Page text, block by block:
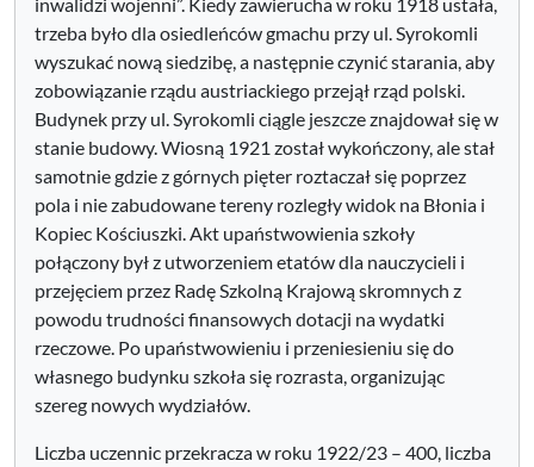
trzeba było dla osiedleńców gmachu przy ul. Syrokomli
wyszukać nową siedzibę, a następnie czynić starania, aby
zobowiązanie rządu austriackiego przejął rząd polski.
Budynek przy ul. Syrokomli ciągle jeszcze znajdował się w
stanie budowy. Wiosną 1921 został wykończony, ale stał
samotnie gdzie z górnych pięter roztaczał się poprzez
pola i nie zabudowane tereny rozległy widok na Błonia i
Kopiec Kościuszki. Akt upaństwowienia szkoły
połączony był z utworzeniem etatów dla nauczycieli i
przejęciem przez Radę Szkolną Krajową skromnych z
powodu trudności finansowych dotacji na wydatki
rzeczowe. Po upaństwowieniu i przeniesieniu się do
własnego budynku szkoła się rozrasta, organizując
szereg nowych wydziałów.
Liczba uczennic przekracza w roku 1922/23 – 400, liczba